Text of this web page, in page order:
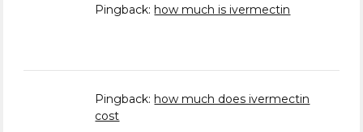
Pingback: how much is ivermectin
Pingback: how much does ivermectin
cost